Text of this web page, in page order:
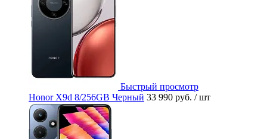
Быстрый просмотр
Honor X9d 8/256GB Черный 33 990 руб. / шт